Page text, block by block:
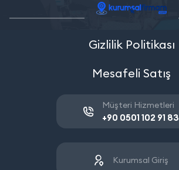
Gizlilik Politikası
Mesafeli Satış
Müşteri Hizmetleri
+90 0501 102 91 83
Kurumsal Giriş